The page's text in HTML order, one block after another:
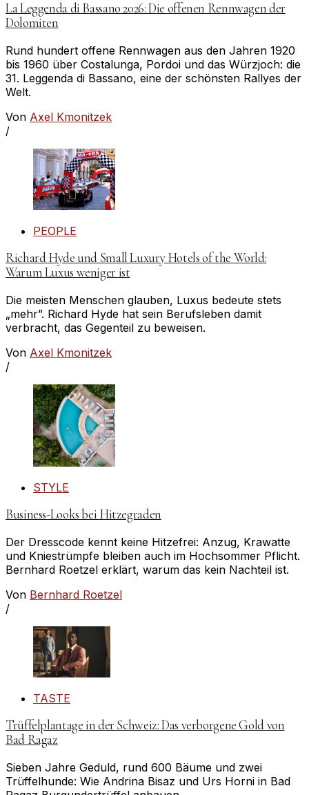
La Leggenda di Bassano 2026: Die offenen Rennwagen der
Dolomiten
Rund hundert offene Rennwagen aus den Jahren 1920
bis 1960 über Costalunga, Pordoi und das Würzjoch: die
31. Leggenda di Bassano, eine der schönsten Rallyes der
Welt.
Von Axel Kmonitzek
/
PEOPLE
Richard Hyde und Small Luxury Hotels of the World:
Warum Luxus weniger ist
Die meisten Menschen glauben, Luxus bedeute stets
„mehr”. Richard Hyde hat sein Berufsleben damit
verbracht, das Gegenteil zu beweisen.
Von Axel Kmonitzek
/
STYLE
Business-Looks bei Hitzegraden
Der Dresscode kennt keine Hitzefrei: Anzug, Krawatte
und Kniestrümpfe bleiben auch im Hochsommer Pflicht.
Bernhard Roetzel erklärt, warum das kein Nachteil ist.
Von Bernhard Roetzel
/
TASTE
Trüffelplantage in der Schweiz: Das verborgene Gold von
Bad Ragaz
Sieben Jahre Geduld, rund 600 Bäume und zwei
Trüffelhunde: Wie Andrina Bisaz und Urs Horni in Bad